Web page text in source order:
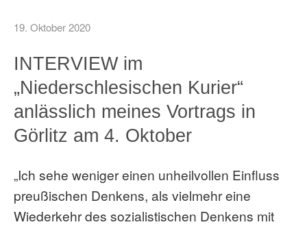
19. Oktober 2020
INTERVIEW im
„Niederschlesischen Kurier“
anlässlich meines Vortrags in
Görlitz am 4. Oktober
„Ich sehe weniger einen unheilvollen Einfluss
preußischen Denkens, als vielmehr eine
Wiederkehr des sozialistischen Denkens mit